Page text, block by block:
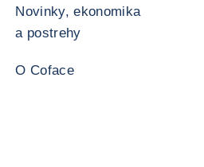
Novinky, ekonomika
a postrehy
O Coface